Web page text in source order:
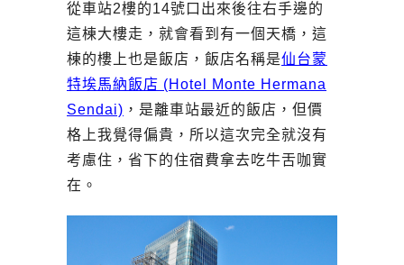
從車站2樓的14號口出來後往右手邊的
這棟大樓走，就會看到有一個天橋，這
棟的樓上也是飯店，飯店名稱是仙台蒙
特埃馬納飯店 (Hotel Monte Hermana
Sendai) ，是離車站最近的飯店，但價
格上我覺得偏貴，所以這次完全就沒有
考慮住，省下的住宿費拿去吃牛舌咖實
在。